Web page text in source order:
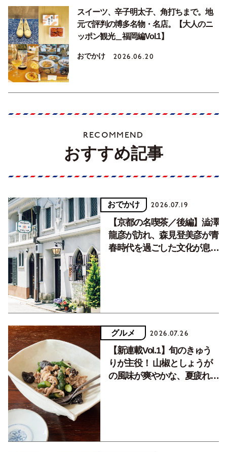
スイーツ、辛子明太子、角打ちまで。地
元で評判の博多名物・名店。【大人のニ
ッポン観光＿福岡編Vol.1】
おでかけ 2026.06.20
RECOMMEND
おすすめ記事
おでかけ 2026.07.19
【京都の名喫茶／後編】澁澤
龍彦が訪れ、森見登美彦が青
春時代を過ごした文化が息づ
グルメ 2026.07.26
【新連載Vol.1】旬のきゅう
りが主役！ 山椒としょうが
の風味が爽やかな、夏疲れを